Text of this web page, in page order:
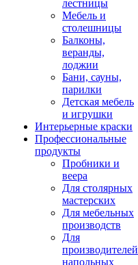
лестницы
Мебель и
столешницы
Балконы,
веранды,
лоджии
Бани, сауны,
парилки
Детская мебель
и игрушки
Интерьерные краски
Профессиональные
продукты
Пробники и
веера
Для столярных
мастерских
Для мебельных
производств
Для
производителей
напольных